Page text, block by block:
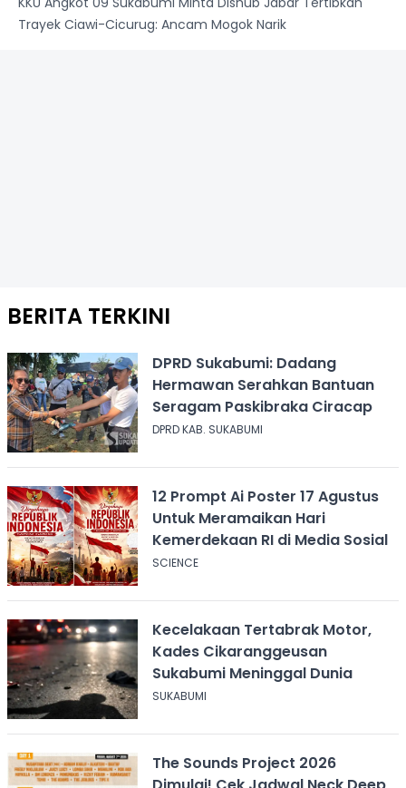
Trayek Ciawi-Cicurug: Ancam Mogok Narik
BERITA TERKINI
DPRD Sukabumi: Dadang
Hermawan Serahkan Bantuan
Seragam Paskibraka Ciracap
DPRD KAB. SUKABUMI
12 Prompt Ai Poster 17 Agustus
Untuk Meramaikan Hari
Kemerdekaan RI di Media Sosial
SCIENCE
Kecelakaan Tertabrak Motor,
Kades Cikaranggeusan
Sukabumi Meninggal Dunia
SUKABUMI
The Sounds Project 2026